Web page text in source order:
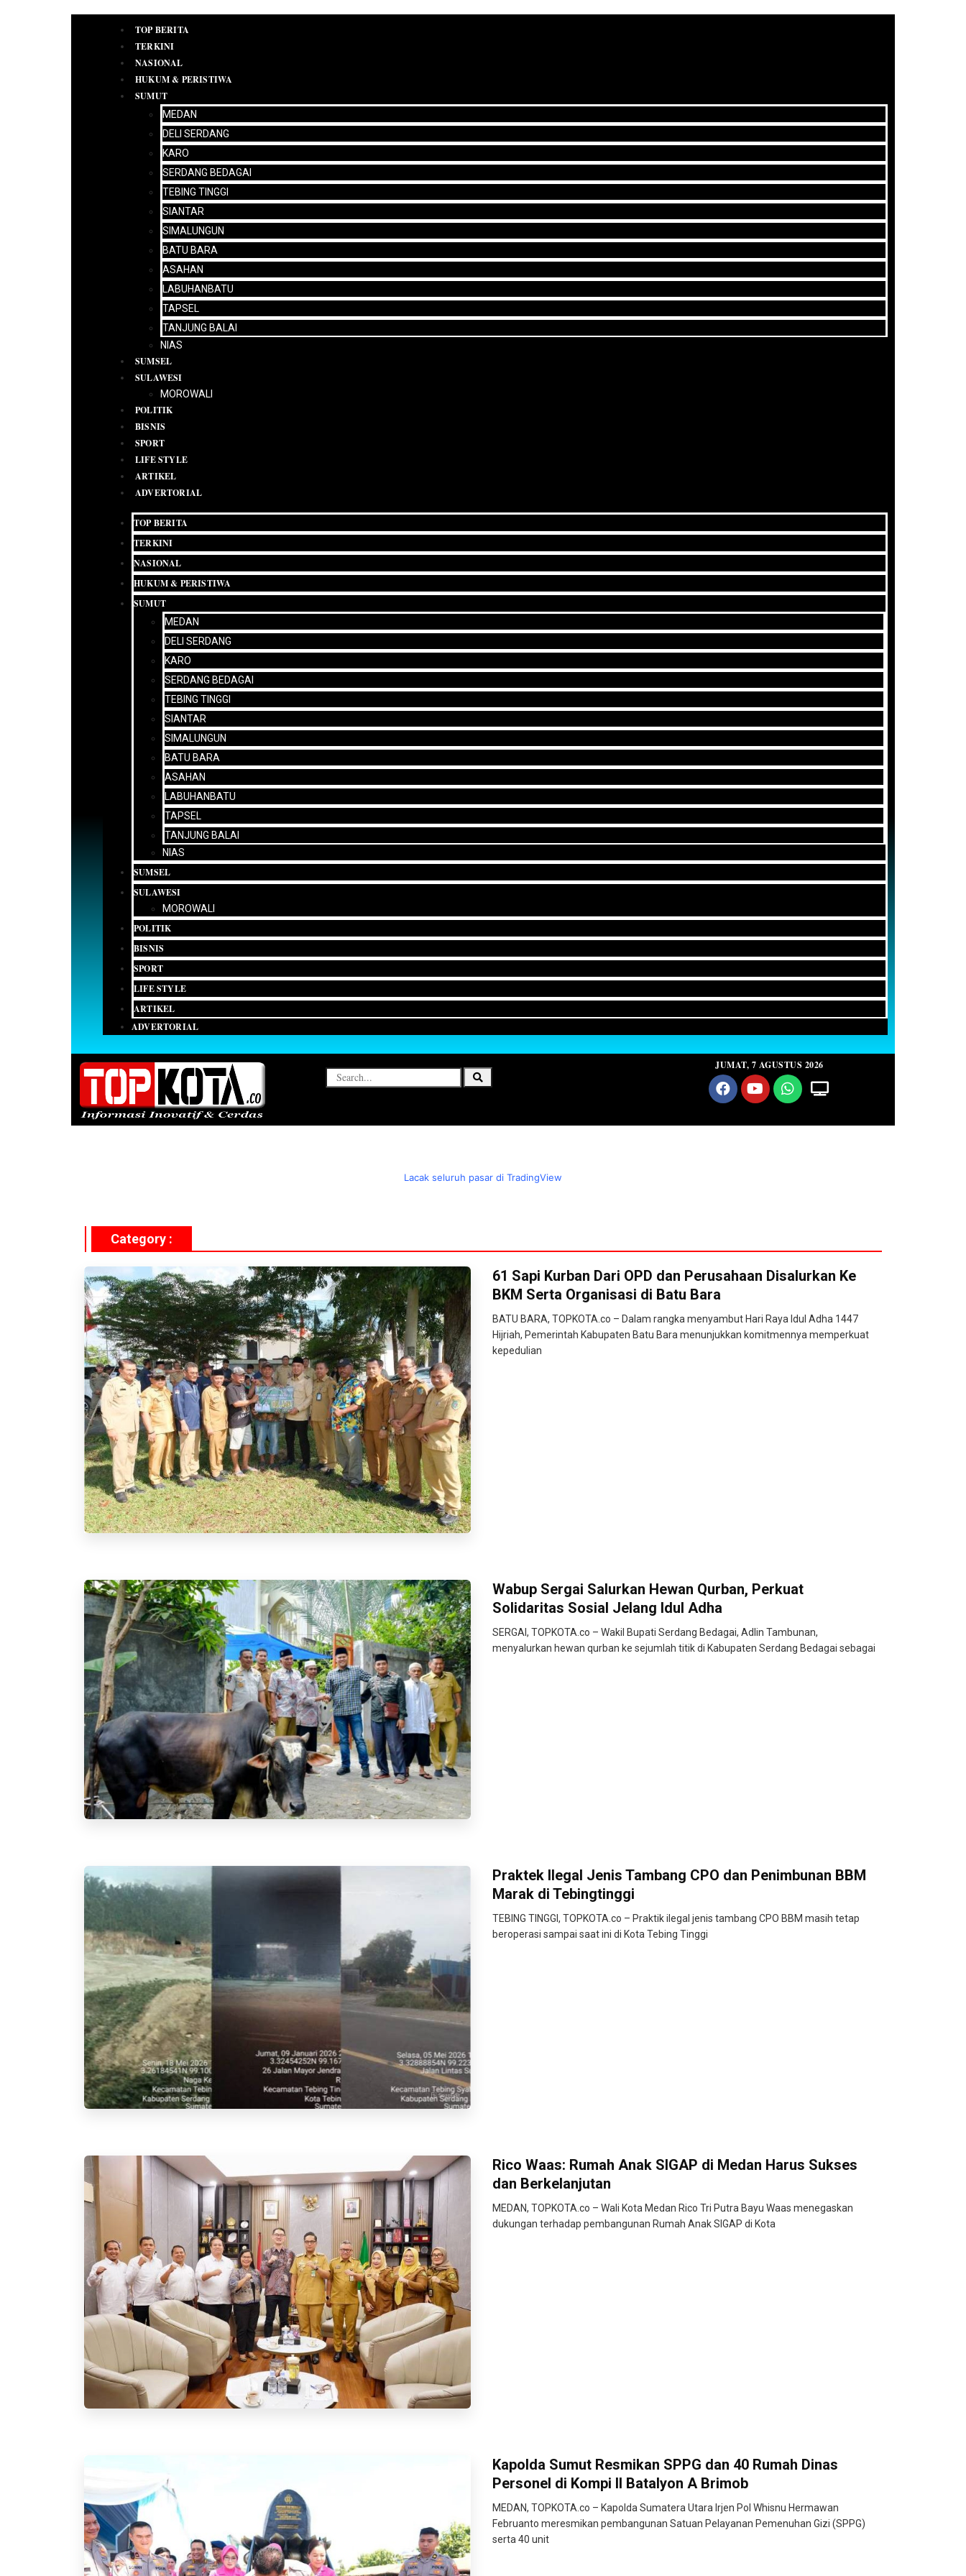
PEDOMAN
TOP BERITA
TERKINI
NASIONAL
HUKUM & PERISTIWA
SUMUT
MEDAN
DELI SERDANG
KARO
SERDANG BEDAGAI
TEBING TINGGI
SIANTAR
SIMALUNGUN
BATU BARA
ASAHAN
LABUHANBATU
TAPSEL
TANJUNG BALAI
NIAS
SUMSEL
SULAWESI
MOROWALI
POLITIK
BISNIS
SPORT
LIFE STYLE
ARTIKEL
ADVERTORIAL
TOP BERITA
TERKINI
NASIONAL
HUKUM & PERISTIWA
SUMUT
MEDAN
DELI SERDANG
KARO
SERDANG BEDAGAI
TEBING TINGGI
SIANTAR
SIMALUNGUN
BATU BARA
ASAHAN
LABUHANBATU
TAPSEL
TANJUNG BALAI
NIAS
SUMSEL
SULAWESI
MOROWALI
POLITIK
BISNIS
SPORT
LIFE STYLE
ARTIKEL
ADVERTORIAL
JUMAT, 7 AGUSTUS 2026
Lacak seluruh pasar di TradingView
Category :
61 Sapi Kurban Dari OPD dan Perusahaan Disalurkan Ke
BKM Serta Organisasi di Batu Bara
BATU BARA, TOPKOTA.co – Dalam rangka menyambut Hari Raya Idul Adha 1447
Hijriah, Pemerintah Kabupaten Batu Bara menunjukkan komitmennya memperkuat
kepedulian
Wabup Sergai Salurkan Hewan Qurban, Perkuat
Solidaritas Sosial Jelang Idul Adha
SERGAI, TOPKOTA.co – Wakil Bupati Serdang Bedagai, Adlin Tambunan,
menyalurkan hewan qurban ke sejumlah titik di Kabupaten Serdang Bedagai sebagai
Praktek Ilegal Jenis Tambang CPO dan Penimbunan BBM
Marak di Tebingtinggi
TEBING TINGGI, TOPKOTA.co – Praktik ilegal jenis tambang CPO BBM masih tetap
beroperasi sampai saat ini di Kota Tebing Tinggi
Rico Waas: Rumah Anak SIGAP di Medan Harus Sukses
dan Berkelanjutan
MEDAN, TOPKOTA.co – Wali Kota Medan Rico Tri Putra Bayu Waas menegaskan
dukungan terhadap pembangunan Rumah Anak SIGAP di Kota
Kapolda Sumut Resmikan SPPG dan 40 Rumah Dinas
Personel di Kompi II Batalyon A Brimob
MEDAN, TOPKOTA.co – Kapolda Sumatera Utara Irjen Pol Whisnu Hermawan
Februanto meresmikan pembangunan Satuan Pelayanan Pemenuhan Gizi (SPPG)
serta 40 unit